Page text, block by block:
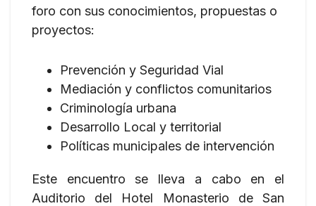
foro con sus conocimientos, propuestas o
proyectos:
Prevención y Seguridad Vial
Mediación y conflictos comunitarios
Criminología urbana
Desarrollo Local y territorial
Políticas municipales de intervención
Este encuentro se lleva a cabo en el
Auditorio del Hotel Monasterio de San